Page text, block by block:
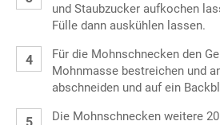
und Staubzucker aufkochen
Fülle dann auskühlen lassen.
Für die Mohnschnecken den
Mohnmasse bestreichen und
abschneiden und auf ein
Die Mohnschnecken weitere